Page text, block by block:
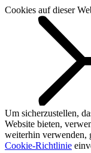
Cookies auf dieser
Um sicherzustellen,
Website bieten,
weiterhin verwenden,
Cookie-Richtlinie